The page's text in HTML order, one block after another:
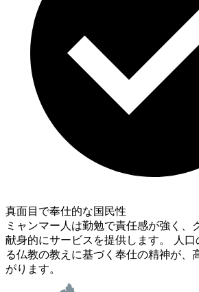
真面目で奉仕的な国民性
ミャンマー人は勤勉で責任感が強く、
献身的にサービスを提供します。 人
る仏教の教えに基づく奉仕の精神が、
がります。